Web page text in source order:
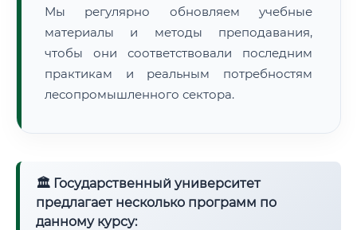
🔍 Нажмите на документ для увеличения и просмотра
Мы регулярно обновляем учебные
материалы и методы преподавания,
чтобы они соответствовали последним
практикам и реальным потребностям
лесопромышленного сектора.
🏛 Государственный университет
предлагает несколько программ по
данному курсу: